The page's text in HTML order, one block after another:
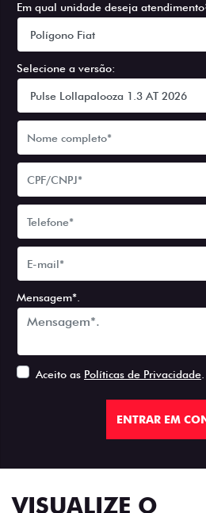
Em qual unidade deseja
Selecione a versão:
Mensagem*.
Aceito as Políticas de Privacidade
ENTRAR EM
VISUALIZE O